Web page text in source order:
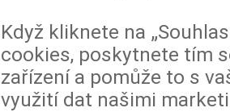
Když kliknete na
cookies, poskytnete tím
zařízení a pomůže to s
využití dat našimi